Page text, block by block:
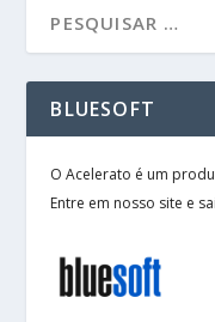
BLUESOFT
O Acelerato é um
Entre em nosso site e